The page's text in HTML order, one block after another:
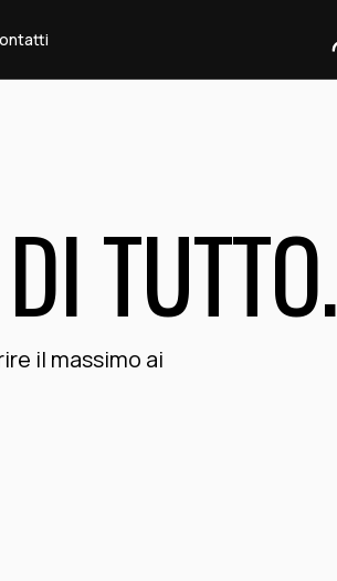
TUTTO.
il massimo ai